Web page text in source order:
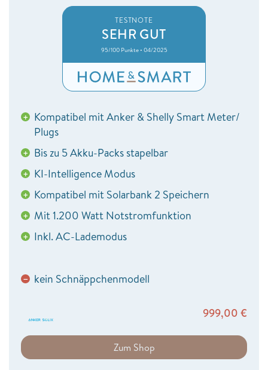
TESTNOTE
SEHR GUT
95/100 Punkte • 04/2025
+ Kompatibel mit Anker & Shelly Smart Meter/
Plugs
+ Bis zu 5 Akku-Packs stapelbar
+ KI-Intelligence Modus
+ Kompatibel mit Solarbank 2 Speichern
+ Mit 1.200 Watt Notstromfunktion
+ Inkl. AC-Lademodus
− kein Schnäppchenmodell
999,00 €
Zum Shop